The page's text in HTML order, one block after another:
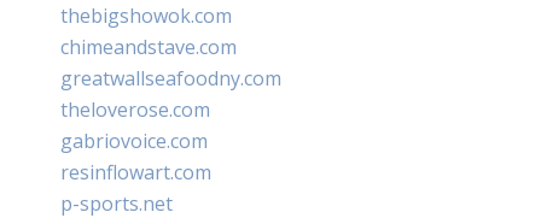
thebigshowok.com
chimeandstave.com
greatwallseafoodny.com
theloverose.com
gabriovoice.com
resinflowart.com
p-sports.net